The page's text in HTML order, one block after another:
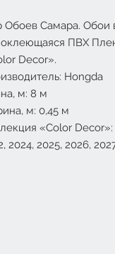
Обоев Самара. Обои
ПВХ
Decor».
Hongda
м: 8 м
м: 0,45 м
«Color Decor»:
2024, 2025, 2026,